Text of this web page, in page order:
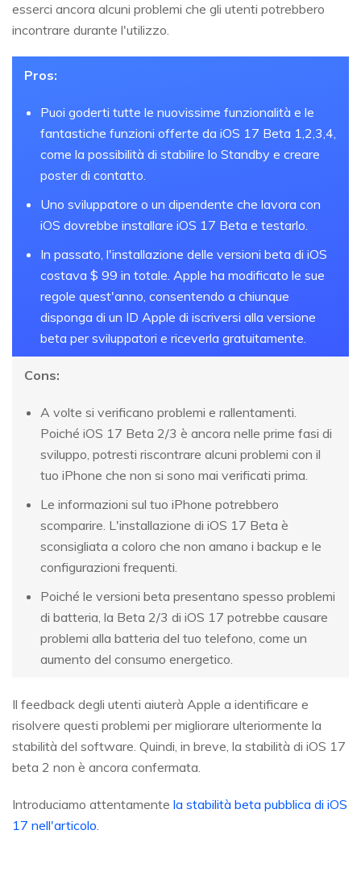
esserci ancora alcuni problemi che gli utenti potrebbero
incontrare durante l'utilizzo.
Pros:
Puoi goderti tutte le nuovissime funzionalità e le
fantastiche funzioni offerte da iOS 17 Beta 1,2,3,4,
come la possibilità di stabilire lo Standby e creare
poster di contatto.
Uno sviluppatore o un dipendente che lavora con
iOS dovrebbe installare iOS 17 Beta e testarlo.
In passato, l'installazione delle versioni beta di iOS
costava $ 99 in totale. Apple ha modificato le sue
regole quest'anno, consentendo a chiunque
disponga di un ID Apple di iscriversi alla versione
beta per sviluppatori e riceverla gratuitamente.
Cons:
A volte si verificano problemi e rallentamenti.
Poiché iOS 17 Beta 2/3 è ancora nelle prime fasi di
sviluppo, potresti riscontrare alcuni problemi con il
tuo iPhone che non si sono mai verificati prima.
Le informazioni sul tuo iPhone potrebbero
scomparire. L'installazione di iOS 17 Beta è
sconsigliata a coloro che non amano i backup e le
configurazioni frequenti.
Poiché le versioni beta presentano spesso problemi
di batteria, la Beta 2/3 di iOS 17 potrebbe causare
problemi alla batteria del tuo telefono, come un
aumento del consumo energetico.
Il feedback degli utenti aiuterà Apple a identificare e
risolvere questi problemi per migliorare ulteriormente la
stabilità del software. Quindi, in breve, la stabilità di iOS 17
beta 2 non è ancora confermata.
Introduciamo attentamente la stabilità beta pubblica di iOS
17 nell'articolo.